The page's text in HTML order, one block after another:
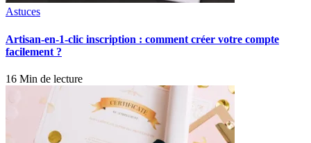
Astuces
Artisan-en-1-clic inscription : comment créer votre compte
facilement ?
16 Min de lecture